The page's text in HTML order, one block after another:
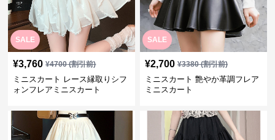
SALE
¥3,760 ¥4700(割引前)
ミニスカート レース縁取りシフ
ォンフレアミニスカート
SALE
¥2,700 ¥3380(割引前)
ミニスカート 艶やか革調フレア
ミニスカート